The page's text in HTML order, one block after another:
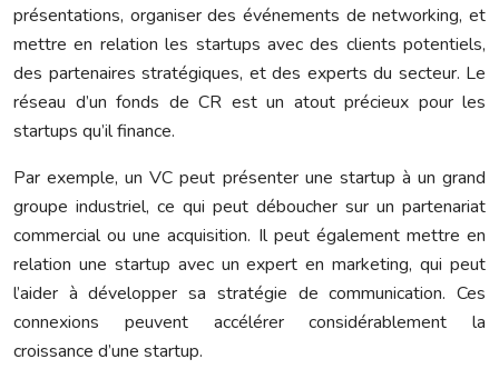
présentations, organiser des événements de networking, et
mettre en relation les startups avec des clients potentiels,
des partenaires stratégiques, et des experts du secteur. Le
réseau d’un fonds de CR est un atout précieux pour les
startups qu’il finance.
Par exemple, un VC peut présenter une startup à un grand
groupe industriel, ce qui peut déboucher sur un partenariat
commercial ou une acquisition. Il peut également mettre en
relation une startup avec un expert en marketing, qui peut
l’aider à développer sa stratégie de communication. Ces
connexions peuvent accélérer considérablement la
croissance d’une startup.